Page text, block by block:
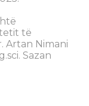
të
Artan Nimani
Sazan